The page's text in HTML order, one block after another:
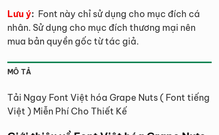
Lưu ý: Font này chỉ sử dụng cho mục đích cá
nhân. Sử dụng cho mục đích thương mại nên
mua bản quyền gốc từ tác giả.
MÔ TẢ
Tải Ngay Font Việt hóa Grape Nuts ( Font tiếng
Việt ) Miễn Phí Cho Thiết Kế